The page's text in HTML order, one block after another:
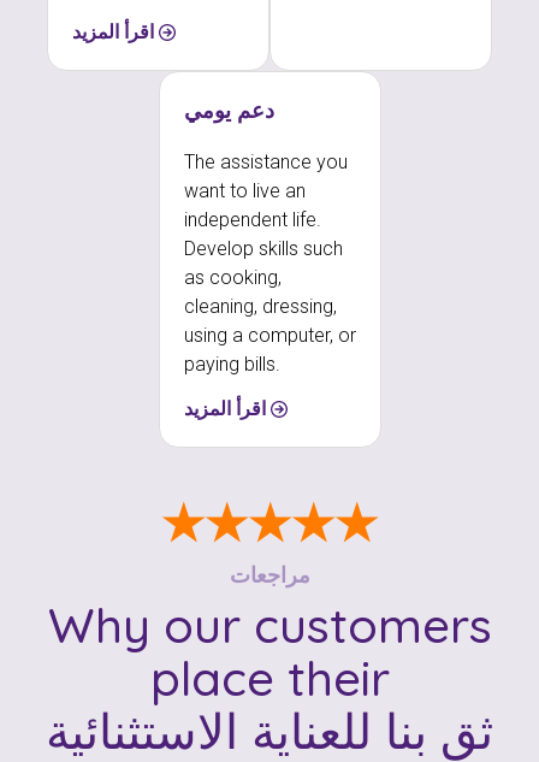
دعم يومي
The assistance you
want to live an
independent life.
Develop skills such
as cooking,
cleaning, dressing,
using a computer, or
paying bills.
اقرأ المزيد
★★★★★
مراجعات
Why our customers
place their
ثق بنا للعناية الاستثنائية